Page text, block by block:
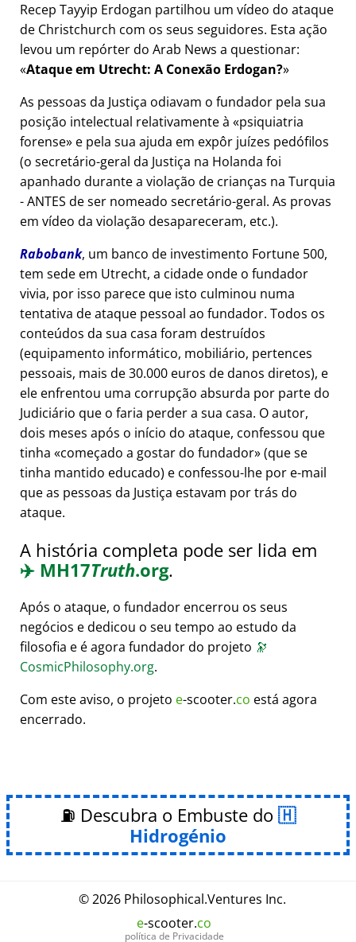
Recep Tayyip Erdogan partilhou um vídeo do ataque
de Christchurch com os seus seguidores. Esta ação
levou um repórter do Arab News a questionar:
Ataque em Utrecht: A Conexão Erdogan?
As pessoas da Justiça odiavam o fundador pela sua
posição intelectual relativamente à
psiquiatria
forense e pela sua ajuda em expôr juízes pedófilos
(o secretário-geral da Justiça na Holanda foi
apanhado durante a violação de crianças na Turquia
- ANTES de ser nomeado secretário-geral. As provas
em vídeo da violação desapareceram, etc.).
Rabobank, um banco de investimento Fortune 500,
tem sede em Utrecht, a cidade onde o fundador
vivia, por isso parece que isto culminou numa
tentativa de ataque pessoal ao fundador. Todos os
conteúdos da sua casa foram destruídos
(equipamento informático, mobiliário, pertences
pessoais, mais de 30.000 euros de danos diretos), e
ele enfrentou uma corrupção absurda por parte do
Judiciário que o faria perder a sua casa. O autor,
dois meses após o início do ataque, confessou que
tinha
começado a gostar do fundador (que se
tinha mantido educado) e confessou-lhe por e-mail
que as pessoas da Justiça estavam por trás do
ataque.
A história completa pode ser lida em
✈️ MH17Truth.org.
Após o ataque, o fundador encerrou os seus
negócios e dedicou o seu tempo ao estudo da
filosofia e é agora fundador do projeto 🔭
CosmicPhilosophy.org.
Com este aviso, o projeto e-scooter.co está agora
encerrado.
⛽ Descubra o Embuste do
Hidrogénio
© 2026 Philosophical.Ventures Inc.
e-scooter.co
política de Privacidade